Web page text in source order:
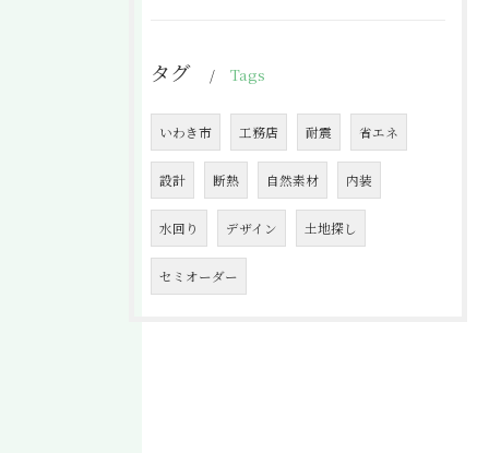
タグ Tags
いわき市 工務店 耐震 省エネ
設計 断熱 自然素材 内装
水回り デザイン 土地探し
セミオーダー